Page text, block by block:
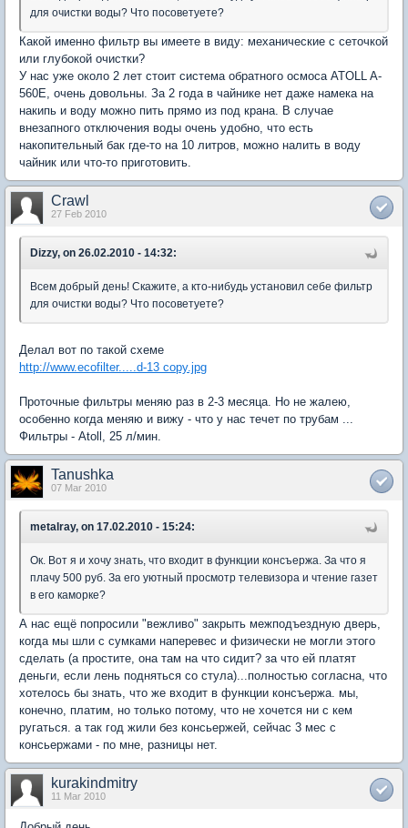
для очистки воды? Что посоветуете?
Какой именно фильтр вы имеете в виду: механические с сеточкой
или глубокой очистки?
У нас уже около 2 лет стоит система обратного осмоса ATOLL A-
560E, очень довольны. За 2 года в чайнике нет даже намека на
накипь и воду можно пить прямо из под крана. В случае
внезапного отключения воды очень удобно, что есть
накопительный бак где-то на 10 литров, можно налить в воду
чайник или что-то приготовить.
Crawl
27 Feb 2010
Dizzy, on 26.02.2010 - 14:32:
Всем добрый день! Скажите, а кто-нибудь установил себе фильтр
для очистки воды? Что посоветуете?
Делал вот по такой схеме
http://www.ecofilter.....d-13 copy.jpg
Проточные фильтры меняю раз в 2-3 месяца. Но не жалею,
особенно когда меняю и вижу - что у нас течет по трубам ...
Фильтры - Atoll, 25 л/мин.
Tanushka
07 Mar 2010
metalray, on 17.02.2010 - 15:24:
Ок. Вот я и хочу знать, что входит в функции консъержа. За что я
плачу 500 руб. За его уютный просмотр телевизора и чтение газет
в его каморке?
А нас ещё попросили "вежливо" закрыть межподъездную дверь,
когда мы шли с сумками наперевес и физически не могли этого
сделать (а простите, она там на что сидит? за что ей платят
деньги, если лень подняться со стула)...полностью согласна, что
хотелось бы знать, что же входит в функции консъержа. мы,
конечно, платим, но только потому, что не хочется ни с кем
ругаться. а так год жили без консьержей, сейчас 3 мес с
консьержами - по мне, разницы нет.
kurakindmitry
11 Mar 2010